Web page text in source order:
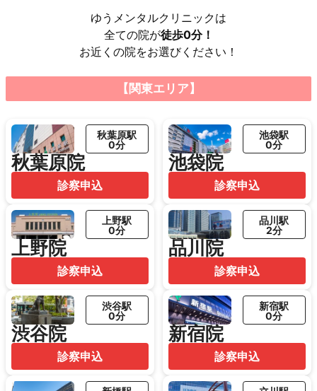
ゆうメンタルクリニックは
全ての院が徒歩0分！
お近くの院をお選びください！
【関東エリア】
秋葉原院
秋葉原駅
0分
診察申込
池袋院
池袋駅
0分
診察申込
上野院
上野駅
0分
診察申込
品川院
品川駅
2分
診察申込
渋谷院
渋谷駅
0分
診察申込
新宿院
新宿駅
0分
診察申込